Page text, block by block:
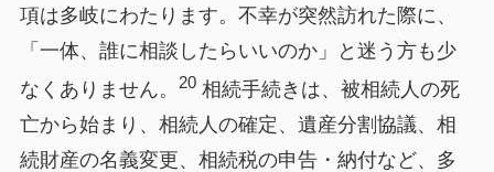
項は多岐にわたります。不幸が突然訪れた際に、
「一体、誰に相談したらいいのか」と迷う方も少
なくありません。
20相続手続きは、被相続人の死
亡から始まり、相続人の確定、遺産分割協議、相
続財産の名義変更、相続税の申告・納付など、多